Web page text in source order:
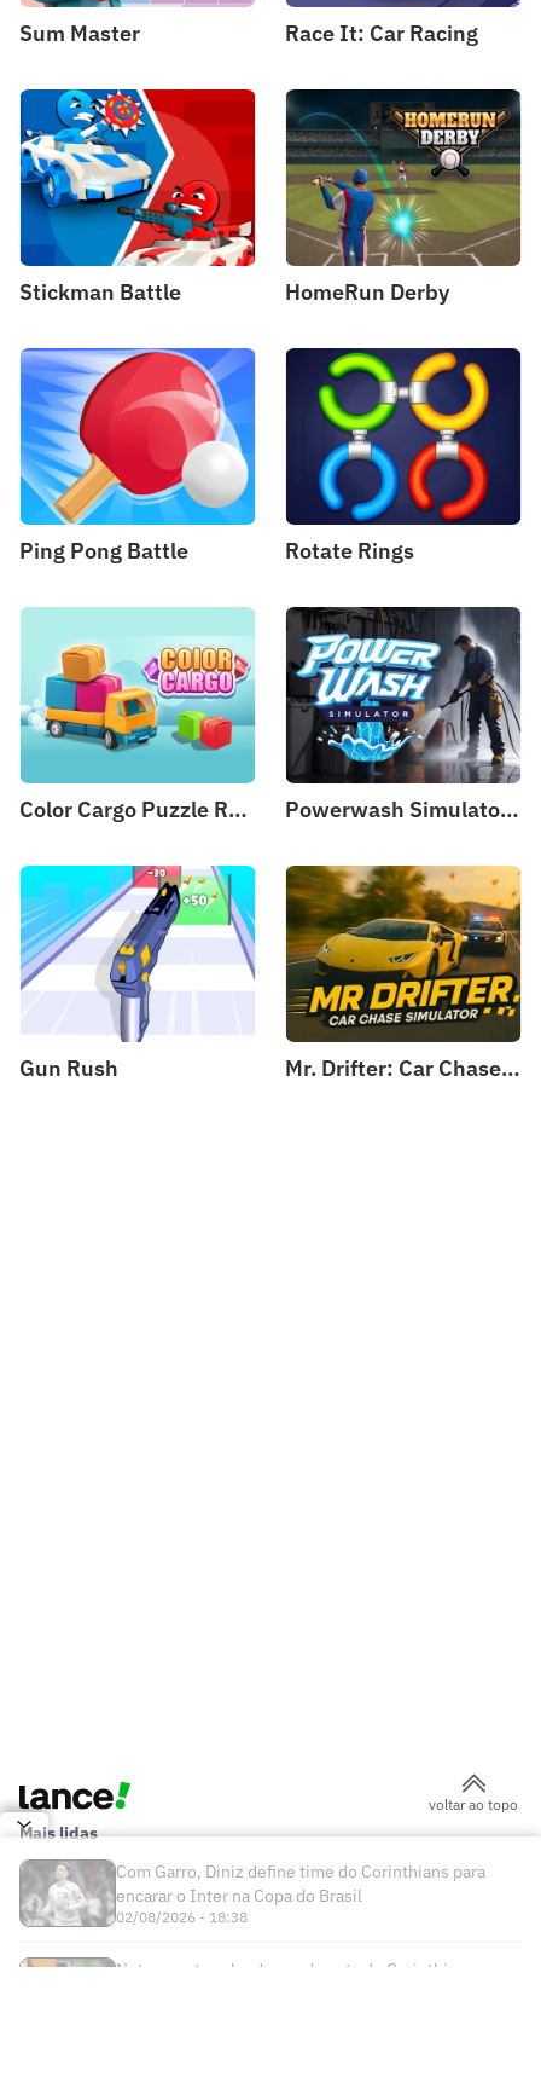
Sum Master Race It: Car Racing
Stickman Battle HomeRun Derby
Ping Pong Battle Rotate Rings
Color Cargo Puzzle Rush Powerwash Simulator - 3D Wash
Gun Rush Mr. Drifter: Car Chase Simulator
voltar ao topo
Mais lidas
Com Garro, Diniz define time do Corinthians para
encarar o Inter na Copa do Brasil
02/08/2026 - 18:38
Neto aponta culpado em derrota do Corinthians